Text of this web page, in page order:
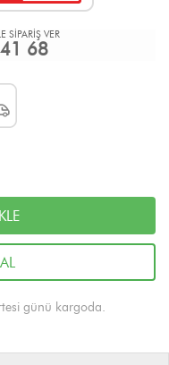
SİPARİŞ VER
68
günü kargoda.